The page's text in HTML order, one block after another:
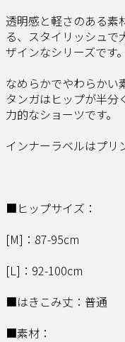
透明感と軽さのある素
る、スタイリッシュ
ザインなシリーズです。
なめらかでやわらかい
タンガはヒップが半
力的なショーツです。
インナーラベルはプリ
■ヒップサイズ：
[M]：87-95cm
[L]：92-100cm
■はきこみ丈：普通
■素材：